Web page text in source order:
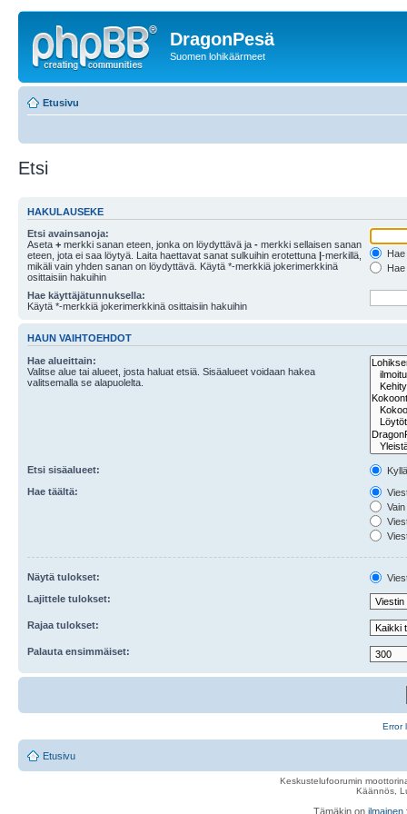
DragonPesä
Suomen lohikäärmeet
Etusivu
Etsi
HAKULAUSEKE
Etsi avainsanoja:
Aseta + merkki sanan eteen, jonka on löydyttävä ja - merkki sellaisen sanan
eteen, jota ei saa löytyä. Laita haettavat sanat sulkuihin erotettuna |-merkillä,
mikäli vain yhden sanan on löydyttävä. Käytä *-merkkiä jokerimerkkinä
osittaisiin hakuihin
Hae käyttäjätunnuksella:
Käytä *-merkkiä jokerimerkkinä osittaisiin hakuihin
HAUN VAIHTOEHDOT
Hae alueittain:
Valitse alue tai alueet, josta haluat etsiä. Sisäalueet voidaan hakea
valitsemalla se alapuolelta.
Etsi sisäalueet:
Hae täältä:
Näytä tulokset:
Lajittele tulokset:
Rajaa tulokset:
Palauta ensimmäiset:
Error
Etusivu
Keskustelufoorumin
Käännös,
Tämäkin on ilmainen